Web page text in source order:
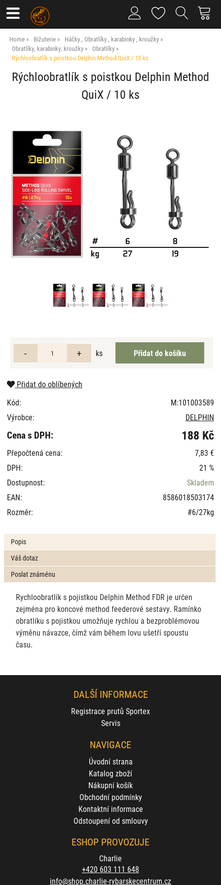
Home Bižuterie
Háčky , Obratlíky , karabinky , kroužky
Obratlíky, karabinky, kroužky
Obratlíky
Rýchloobratlík s poistkou Delphin Method QuiX / 10 ks
Rýchloobratlík s poistkou Delphin Method
QuiX / 10 ks
ks
Přidat do oblíbených
Kód:
M:101003589
Výrobce:
DELPHIN
Cena s DPH: 188 Kč
Přepočtená cena:
7,83 €
DPH:
21 %
Dostupnost:
Skladem
EAN:
8586018503174
Rozměr:
#6/27kg
Popis
Váš dotaz
Poslat známénu
Rychloobratlík s pojistkou Delphin Method FDR je určen
zejména pro koncové method feederové sestavy. Ramínko
obratlíku s pojistkou umožňuje rychlou a bezproblémovou
výměnu návazce, čímž vám během lovu ušetří spoustu
času.
DALŠÍ INFORMACE
Registrace prutů Sportex
Servis
NAVIGACE
Úvodní strana
Katalog zboží
Nákupní košík
Obchodní podmínky
Kontaktní informace
Odstoupení od smlouvy
ESHOP PROVOZUJE
Charlie
+420 603 111 648
info@shop.charlie-rybarskecentrum.cz